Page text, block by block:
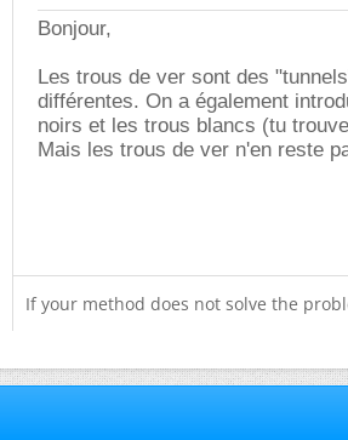
Bonjour,
Les trous de ver sont des
différentes. On a également
noirs et les trous blancs (tu
Mais les trous de ver n'en reste
If your method does not solve the